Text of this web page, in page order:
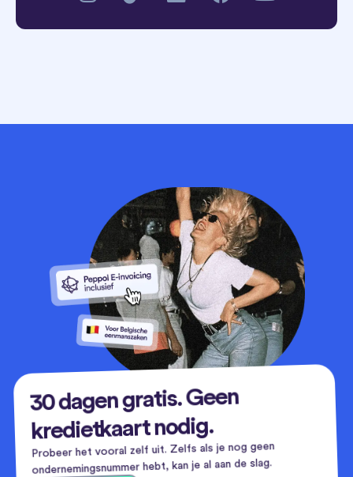
30 dagen gratis. Geen
kredietkaart nodig.
Probeer het vooral zelf uit. Zelfs als je nog geen
ondernemingsnummer hebt, kan je al aan de slag.